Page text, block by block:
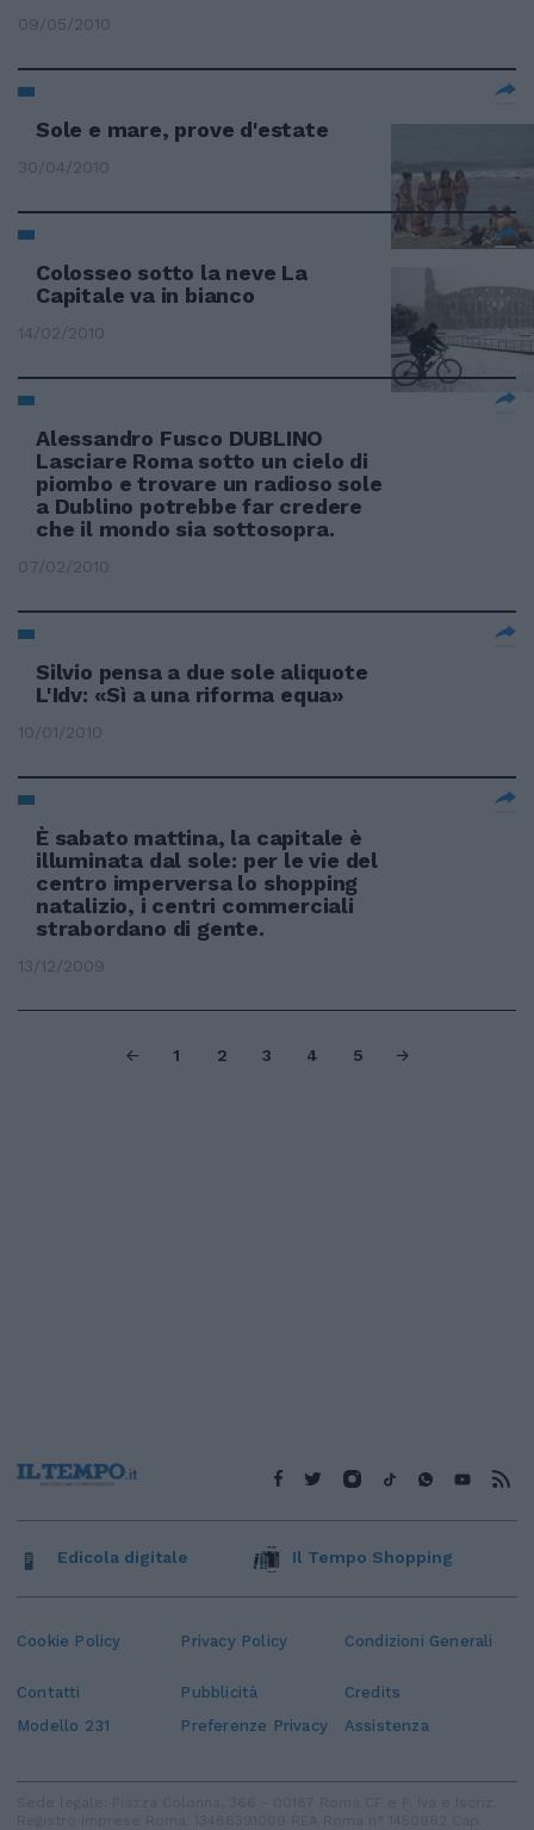
09/05/2010
Sole e mare, prove d'estate
30/04/2010
Colosseo sotto la neve La
Capitale va in bianco
14/02/2010
Alessandro Fusco DUBLINO
Lasciare Roma sotto un cielo di
piombo e trovare un radioso sole
a Dublino potrebbe far credere
che il mondo sia sottosopra.
07/02/2010
Silvio pensa a due sole aliquote
L'Idv: «Sì a una riforma equa»
10/01/2010
È sabato mattina, la capitale è
illuminata dal sole: per le vie del
centro imperversa lo shopping
natalizio, i centri commerciali
strabordano di gente.
13/12/2009
1 2 3 4 5
Cookie Policy Privacy Policy Condizioni Generali
Contatti Pubblicità
Credits
Modello 231
Preferenze Privacy Assistenza
Edicola digitale Il Tempo Shopping